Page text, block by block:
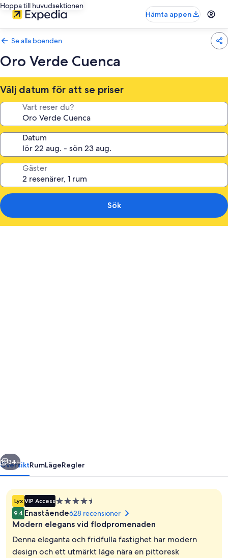
Hoppa till huvudsektionen
Hämta appen
Se alla boenden
Oro Verde Cuenca
Välj datum för att se priser
Vart reser du?
Datum
Gäster
Sök
Nästa
34+
ÖversiktRumLägeRegler
Lyx VIP Access4.5-
stjärnigt
boende
9,4 Enastående628 recensioner
Modern elegans vid flodpromenaden
Denna eleganta och fridfulla fastighet har modern
design och ett utmärkt läge nära en pittoresk